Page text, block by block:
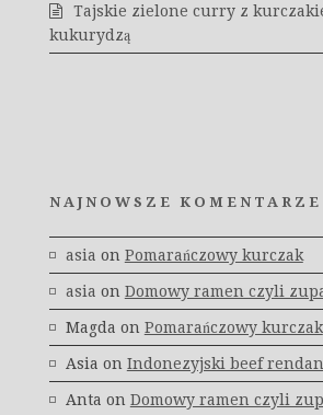
Tajskie zielone curry z
kukurydzą
NAJNOWSZE KOMENTARZE
asia on Pomarańczowy kurczak
asia on Domowy ramen czyli
Magda on Pomarańczowy kurczak
Asia on Indonezyjski beef
Anta on Domowy ramen czyli